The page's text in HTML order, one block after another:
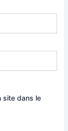
site dans le